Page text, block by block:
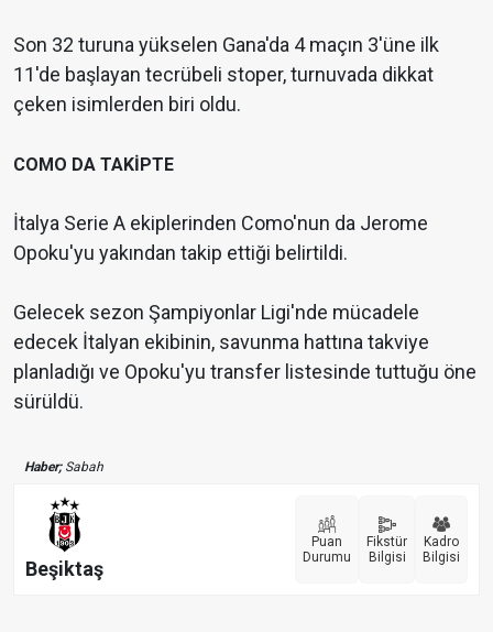
Son 32 turuna yükselen Gana'da 4 maçın 3'üne ilk
11'de başlayan tecrübeli stoper, turnuvada dikkat
çeken isimlerden biri oldu.
COMO DA TAKİPTE
İtalya Serie A ekiplerinden Como'nun da Jerome
Opoku'yu yakından takip ettiği belirtildi.
Gelecek sezon Şampiyonlar Ligi'nde mücadele
edecek İtalyan ekibinin, savunma hattına takviye
planladığı ve Opoku'yu transfer listesinde tuttuğu öne
sürüldü.
Haber;Sabah
Beşiktaş
Puan
Durumu
Fikstür
Bilgisi
Kadro
Bilgisi